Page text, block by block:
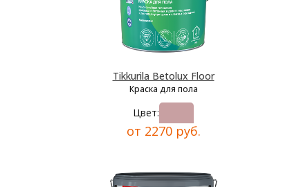
Tikkurila Betolux Floor
Краска для пола
Цвет:
от 2270 руб.